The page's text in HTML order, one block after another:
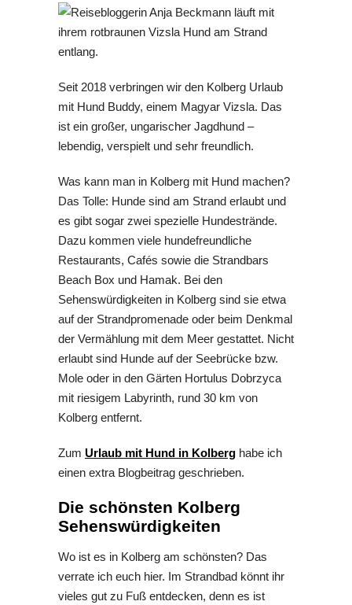
Seit 2018 verbringen wir den Kolberg Urlaub
mit Hund Buddy, einem Magyar Vizsla. Das
ist ein großer, ungarischer Jagdhund –
lebendig, verspielt und sehr freundlich.
Was kann man in Kolberg mit Hund machen?
Das Tolle: Hunde sind am Strand erlaubt und
es gibt sogar zwei spezielle Hundestrände.
Dazu kommen viele hundefreundliche
Restaurants, Cafés sowie die Strandbars
Beach Box und Hamak. Bei den
Sehenswürdigkeiten in Kolberg sind sie etwa
auf der Strandpromenade oder beim Denkmal
der Vermählung mit dem Meer gestattet. Nicht
erlaubt sind Hunde auf der Seebrücke bzw.
Mole oder in den Gärten Hortulus Dobrzyca
mit riesigem Labyrinth, rund 30 km von
Kolberg entfernt.
Zum Urlaub mit Hund in Kolberg habe ich
einen extra Blogbeitrag geschrieben.
Die schönsten Kolberg
Sehenswürdigkeiten
Wo ist es in Kolberg am schönsten? Das
verrate ich euch hier. Im Strandbad könnt ihr
vieles gut zu Fuß entdecken, denn es ist